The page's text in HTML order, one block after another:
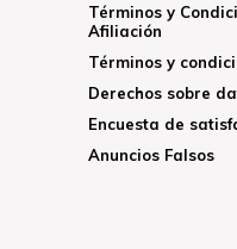
Términos y
Afiliación
Términos y
Derechos sobre
Encuesta de
Anuncios Falsos